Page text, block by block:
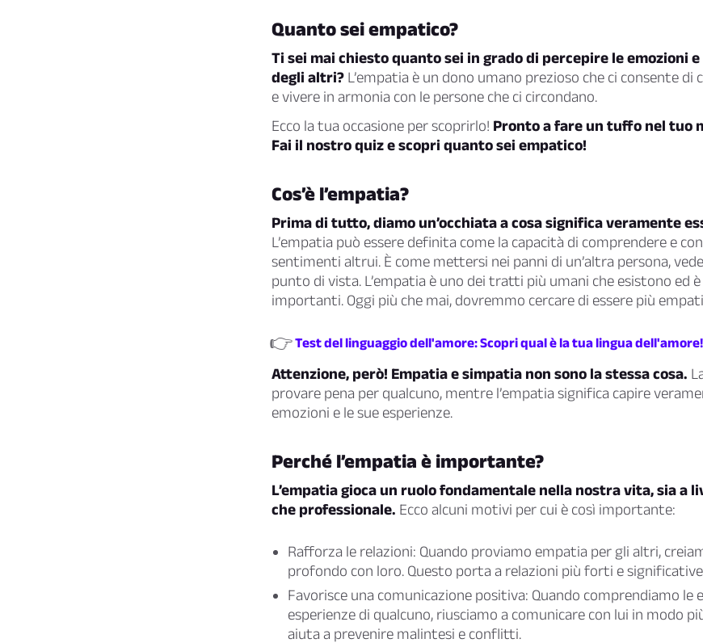
Quanto sei empatico?
Ti sei mai chiesto quanto sei in grado di percepire le emozioni
degli altri? L’empatia è un dono umano prezioso che ci consente di
e vivere in armonia con le persone che ci circondano.
Ecco la tua occasione per scoprirlo! Pronto a fare un tuffo nel tuo
Fai il nostro quiz e scopri quanto sei empatico!
Cos’è l’empatia?
Prima di tutto, diamo un’occhiata a cosa significa veramente
L’empatia può essere definita come la capacità di comprendere e
sentimenti altrui. È come mettersi nei panni di un’altra persona,
punto di vista. L’empatia è uno dei tratti più umani che esistono ed
importanti. Oggi più che mai, dovremmo cercare di essere più
👉Test del linguaggio dell'amore: Scopri qual è la tua lingua dell'amore!
Attenzione, però! Empatia e simpatia non sono la stessa cosa.
provare pena per qualcuno, mentre l’empatia significa capire
emozioni e le sue esperienze.
Perché l’empatia è importante?
L’empatia gioca un ruolo fondamentale nella nostra vita, sia a
che professionale. Ecco alcuni motivi per cui è così importante:
Rafforza le relazioni: Quando proviamo empatia per gli altri,
profondo con loro. Questo porta a relazioni più forti e
Favorisce una comunicazione positiva: Quando comprendiamo le
esperienze di qualcuno, riusciamo a comunicare con lui in modo
aiuta a prevenire malintesi e conflitti.